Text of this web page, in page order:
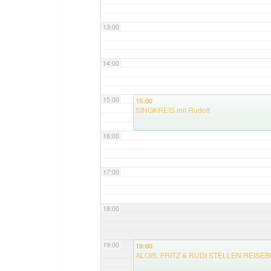
13:00
14:00
15:00
16:00
17:00
18:00
19:00
15:00
SINGKREIS mit Rudolf
19:00
ALOIS, FRITZ & RUDI STELLEN